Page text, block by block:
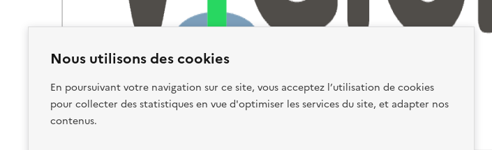
Nous utilisons des cookies
En poursuivant votre navigation sur ce site, vous acceptez l’utilisation de cookies
pour collecter des statistiques en vue d'optimiser les services du site, et adapter nos
contenus.